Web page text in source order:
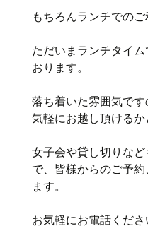
もちろんランチでのご
ただいまランチタイ
おります。
落ち着いた雰囲気で
気軽にお越し頂けるか
女子会や貸し切りな
で、皆様からのご予
ます。
お気軽にお電話くださ